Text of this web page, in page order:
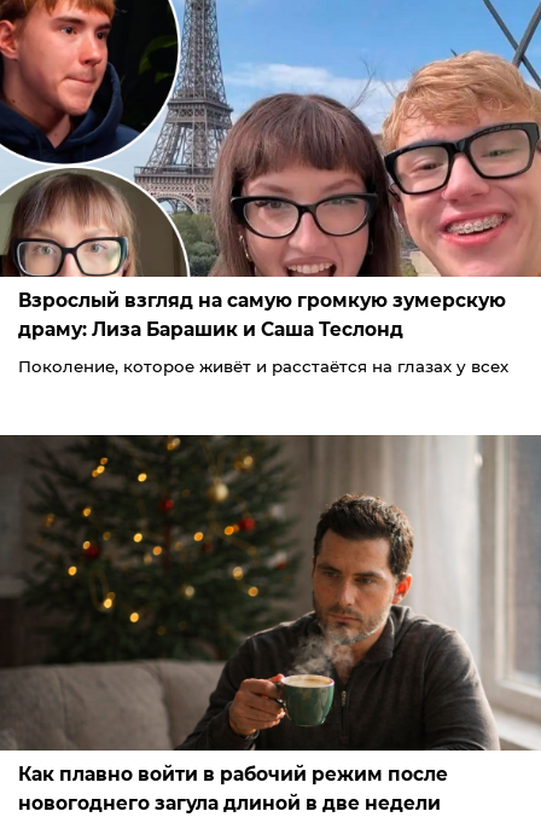
Взрослый взгляд на самую громкую зумерскую
драму: Лиза Барашик и Саша Теслонд
Поколение, которое живёт и расстаётся на глазах у всех
Как плавно войти в рабочий режим после
новогоднего загула длиной в две недели